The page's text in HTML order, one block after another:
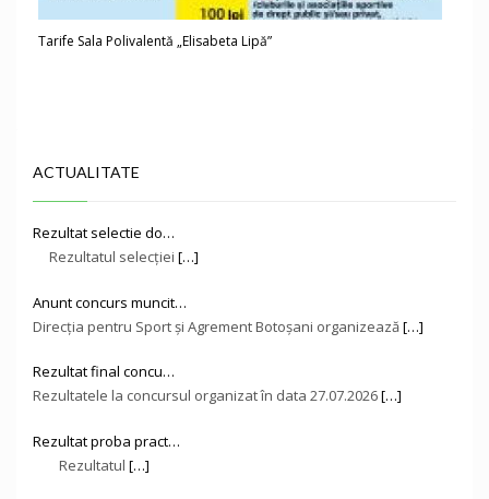
Tarife Sala Polivalentă „Elisabeta Lipă”
ACTUALITATE
Rezultat selectie do…
Rezultatul selecției […]
Anunt concurs muncit…
Direcţia pentru Sport și Agrement Botoşani organizează[…]
Rezultat final concu…
Rezultatele la concursul organizat în data 27.07.2026[…]
Rezultat proba pract…
Rezultatul […]